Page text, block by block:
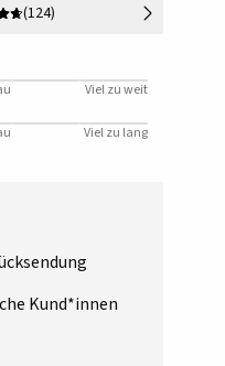
(124)
Viel zu weit
Viel zu lang
Kund*innen